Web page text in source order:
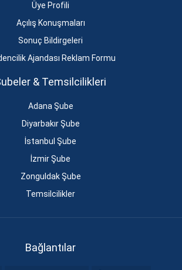
Üye Profili
Açılış Konuşmaları
Sonuç Bildirgeleri
Ajandası Reklam Formu
& Temsilcilikleri
Adana Şube
Diyarbakır Şube
İstanbul Şube
İzmir Şube
Zonguldak Şube
Temsilcilikler
Bağlantılar